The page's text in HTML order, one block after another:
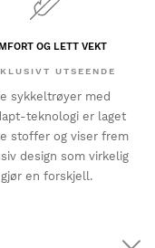
OG LETT VEKT
UTSEENDE
sykkeltrøyer med
teknologi er laget
stoffer og viser frem
design som virkelig
gjør en forskjell.